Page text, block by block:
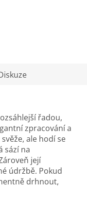
řadou,
zpracování a
ale hodí se
sází na
její
údržbě. Pokud
drhnout,